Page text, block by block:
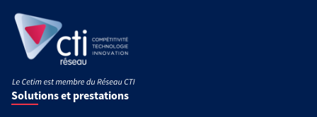
Solutions et prestations